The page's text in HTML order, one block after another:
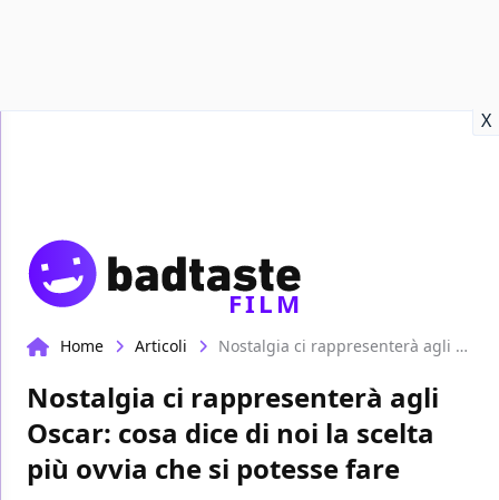
X
FILM
Home Articoli Nostalgia ci rappresenterà agli Oscar: cosa dice di noi la scelta più ovvia che si potesse fare
Nostalgia ci rappresenterà agli
Oscar: cosa dice di noi la scelta
più ovvia che si potesse fare